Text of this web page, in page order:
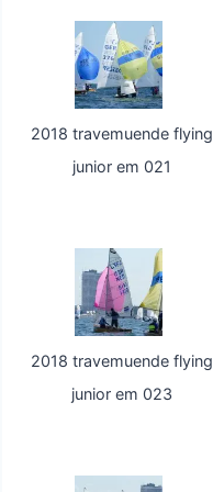
2018 travemuende flying
junior em 021
2018 travemuende flying
junior em 023